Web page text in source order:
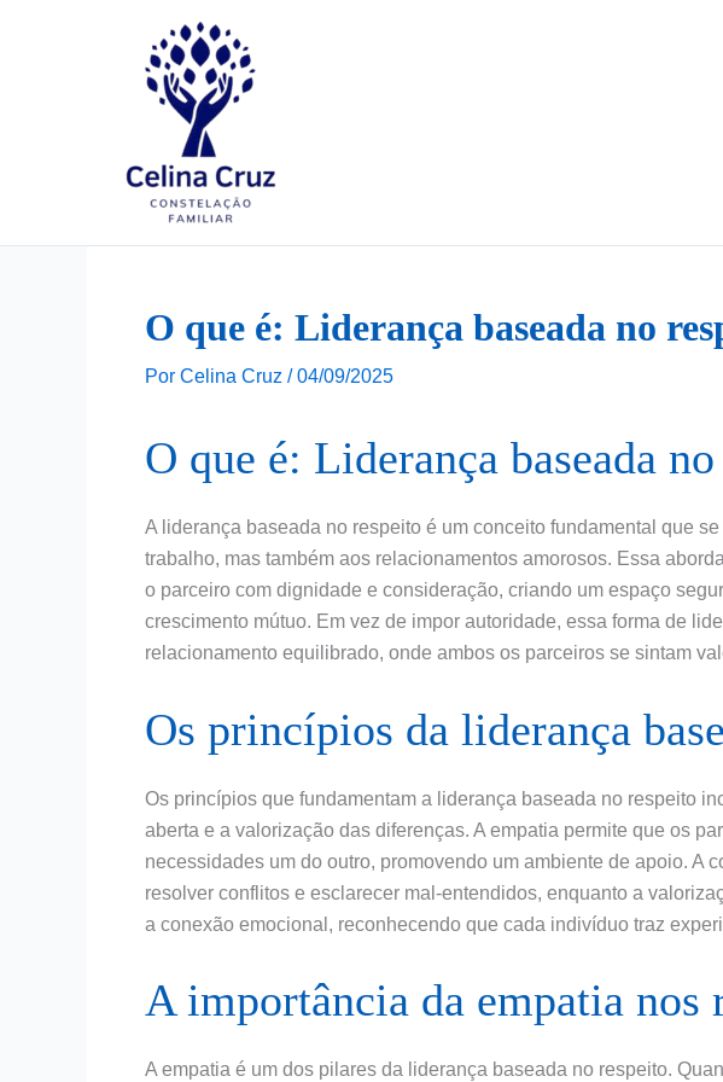
O que é: Liderança baseada no
Por Celina Cruz /04/09/2025
O que é: Liderança baseada
A liderança baseada no respeito é um conceito fundamental que
trabalho, mas também aos relacionamentos amorosos. Essa
o parceiro com dignidade e consideração, criando um espaço
crescimento mútuo. Em vez de impor autoridade, essa forma de
relacionamento equilibrado, onde ambos os parceiros se sintam
Os princípios da liderança
Os princípios que fundamentam a liderança baseada no respeito
aberta e a valorização das diferenças. A empatia permite que os
necessidades um do outro, promovendo um ambiente de apoio. A
resolver conflitos e esclarecer mal-entendidos, enquanto a
a conexão emocional, reconhecendo que cada indivíduo traz
A importância da empatia nos
A empatia é um dos pilares da liderança baseada no respeito.